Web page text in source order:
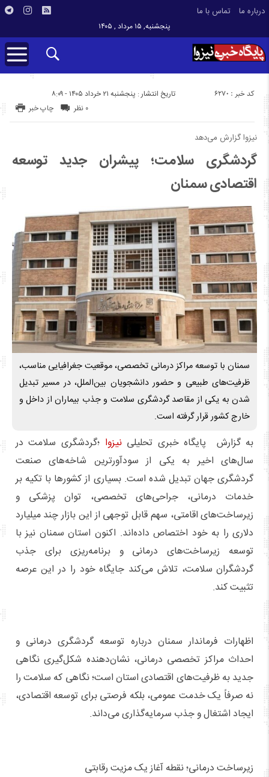
درباره ما تماس با ما
پنجشنبه, ۱۵ مرداد , ۱۴۰۵
تاریخ انتشار : پنجشنبه ۲۱ خرداد ۱۴۰۵ - ۸:۰۹ کد خبر : 6270
چاپ خبر ۰ نظر
نیزوا گزارش می‌دهد
گردشگری سلامت؛ پیشران جدید توسعه
اقتصادی سمنان
سمنان با توسعه مراکز درمانی تخصصی، موقعیت جغرافیایی مناسب،
ظرفیت‌های طبیعی و حضور دانشجویان بین‌الملل، در مسیر تبدیل
شدن به یکی از مقاصد گردشگری سلامت و جذب بیماران از داخل و
خارج کشور قرار گرفته است.
به گزارش پایگاه خبری تحلیلینیزوا ؛گردشگری سلامت در
سال‌های اخیر به یکی از سودآورترین شاخه‌های صنعت
گردشگری جهان تبدیل شده است. بسیاری از کشورها با تکیه بر
خدمات درمانی، جراحی‌های تخصصی، توان پزشکی و
زیرساخت‌های اقامتی، سهم قابل توجهی از این بازار چند میلیارد
دلاری را به خود اختصاص داده‌اند. اکنون استان سمنان نیز با
توسعه زیرساخت‌های درمانی و برنامه‌ریزی برای جذب
گردشگران سلامت، تلاش می‌کند جایگاه خود را در این عرصه
تثبیت کند.
اظهارات فرماندار سمنان درباره توسعه گردشگری درمانی و
احداث مراکز تخصصی درمانی، نشان‌دهنده شکل‌گیری نگاهی
جدید به ظرفیت‌های اقتصادی استان است؛ نگاهی که سلامت را
نه صرفاً یک خدمت عمومی، بلکه فرصتی برای توسعه اقتصادی،
ایجاد اشتغال و جذب سرمایه‌گذاری می‌داند.
زیرساخت درمانی؛ نقطه آغاز یک مزیت رقابتی